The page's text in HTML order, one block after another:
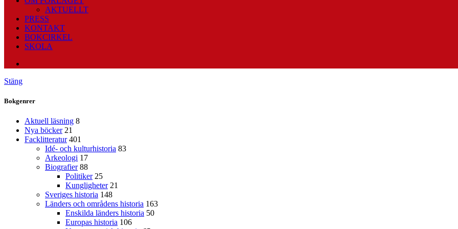
AKTUELLT
PRESS
KONTAKT
BOKCIRKEL
SKOLA
Stäng
Bokgenrer
Aktuell läsning 8
Nya böcker 21
Facklitteratur 401
Idé- och kulturhistoria 83
Arkeologi 17
Biografier 88
Politiker 25
Kungligheter 21
Sveriges historia 148
Länders och områdens historia 163
Enskilda länders historia 50
Europas historia 106